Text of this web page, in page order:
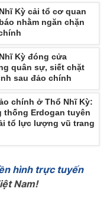
video
thao
sản
Kỳ cải tổ cơ quan
nhằm ngăn chặn
Kỳ đóng cửa
quân sự, siết chặt
sau đảo chính
chính ở Thổ Nhĩ Kỳ:
thống Erdogan tuyên
tổ lực lượng vũ trang
hình trực tuyến
Nam!